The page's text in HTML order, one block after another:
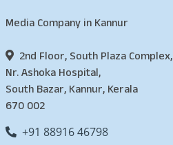
Media Company in Kannur
2nd Floor, South Plaza Complex,
Nr. Ashoka Hospital,
South Bazar, Kannur, Kerala
670 002
+91 88916 46798